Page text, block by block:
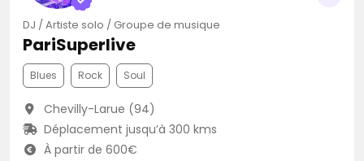
DJ / Artiste solo / Groupe de musique
PariSuperlive
Blues Rock Soul
Chevilly-Larue (94)
Déplacement jusqu’à 300 kms
À partir de 600€